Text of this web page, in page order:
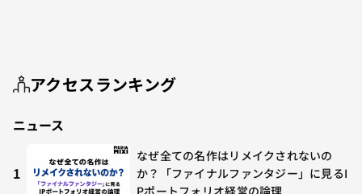
アクセスランキング
ニュース
1
なぜ全ての名作はリメイクされないの
か？「ファイナルファンタジー」に見るI